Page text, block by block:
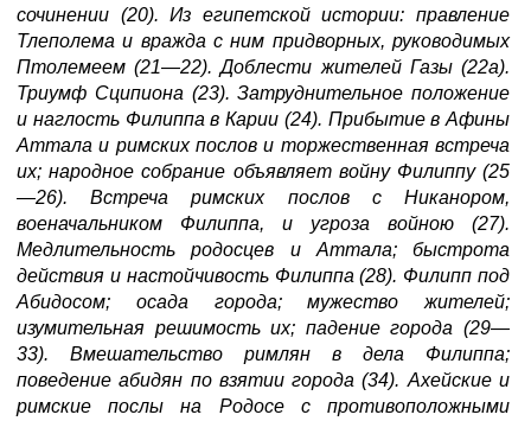
сочинении (20). Из египетской истории: правление
Тлеполема и вражда с ним придворных, руководимых
Птолемеем (21—22). Доблести жителей Газы (22a).
Триумф Сципиона (23). Затруднительное положение
и наглость Филиппа в Карии (24). Прибытие в Афины
Аттала и римских послов и торжественная встреча
их; народное собрание объявляет войну Филиппу (25
—26). Встреча римских послов с Никанором,
военачальником Филиппа, и угроза войною (27).
Медлительность родосцев и Аттала; быстрота
действия и настойчивость Филиппа (28). Филипп под
Абидосом; осада города; мужество жителей;
изумительная решимость их; падение города (29—
33). Вмешательство римлян в дела Филиппа;
поведение абидян по взятии города (34). Ахейские и
римские послы на Родосе с противоположными